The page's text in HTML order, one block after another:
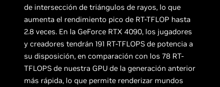
de intersección de triángulos de rayos, lo que
aumenta el rendimiento pico de RT-TFLOP hasta
2.8 veces. En la GeForce RTX 4090, los jugadores
y creadores tendrán 191 RT-TFLOPS de potencia a
su disposición, en comparación con los 78 RT-
TFLOPS de nuestra GPU de la generación anterior
más rápida, lo que permite renderizar mundos